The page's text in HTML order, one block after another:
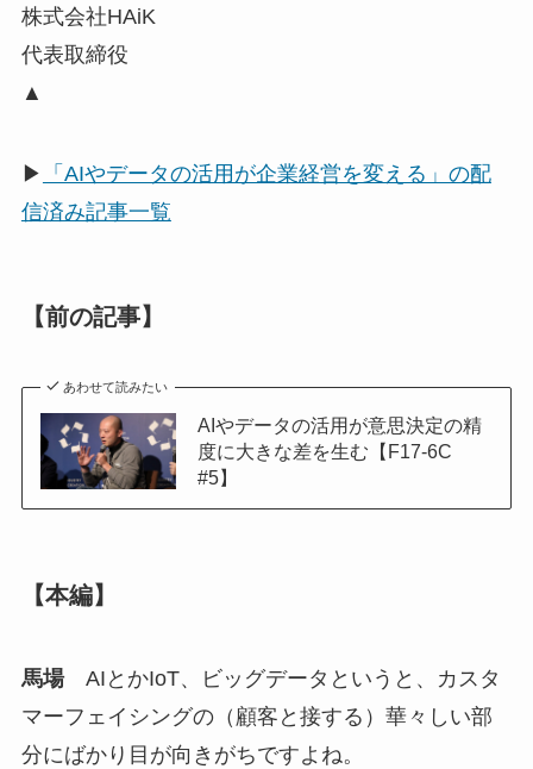
株式会社HAiK
代表取締役
▲
▶
「AIやデータの活用が企業経営を変える」の配
信済み記事一覧
【前の記事】
あわせて読みたい
AIやデータの活用が意思決定の精
度に大きな差を生む【F17-6C
#5】
【本編】
馬場AIとかIoT、ビッグデータというと、カスタ
マーフェイシングの（顧客と接する）華々しい部
分にばかり目が向きがちですよね。